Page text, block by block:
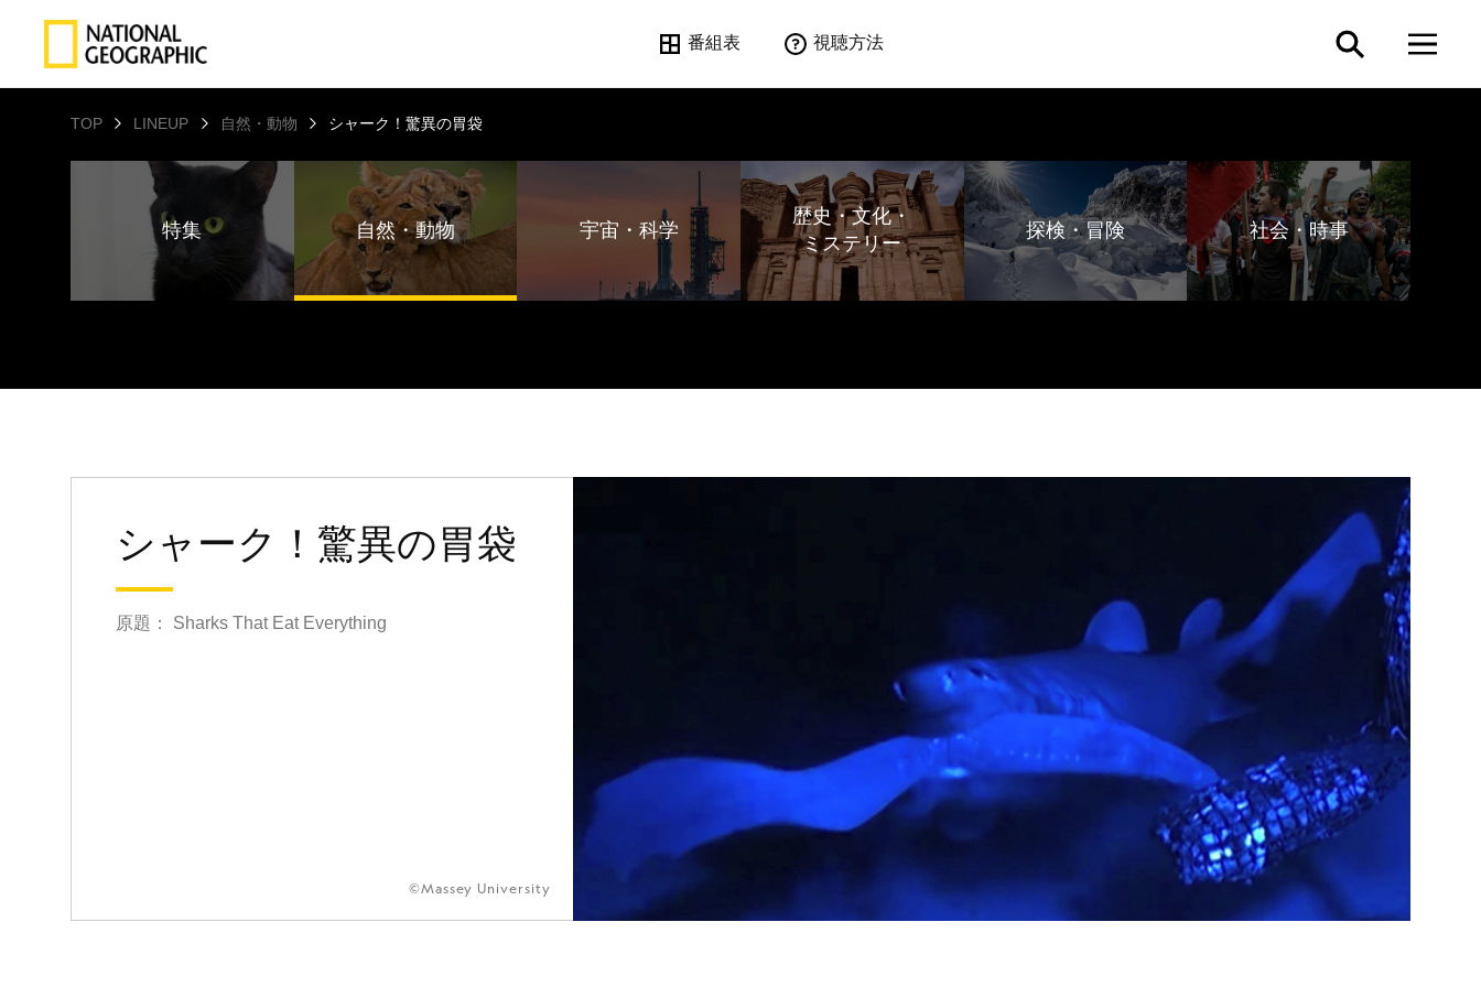
番組表 視聴方法
TOP LINEUP 自然・動物 シャーク！驚異の胃袋
特集 自然・動物 宇宙・科学
歴史・文化・
ミステリー
探検・冒険 社会・時事
シャーク！驚異の胃袋
原題： Sharks That Eat Everything
©Massey University